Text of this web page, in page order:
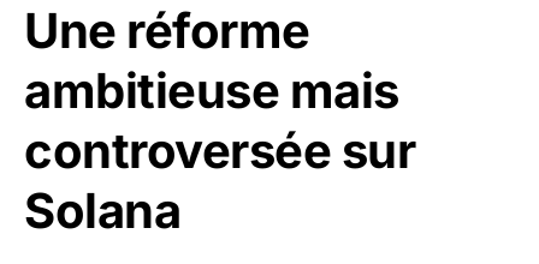
Une réforme
ambitieuse mais
controversée sur
Solana